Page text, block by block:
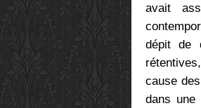
avait
dépit de
cause
dans une